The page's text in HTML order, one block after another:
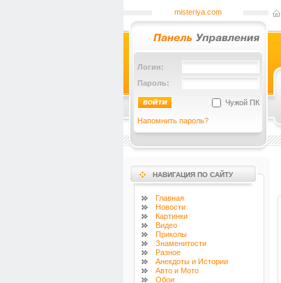
misteriya.com
Логин:
Пароль:
Чужой ПК
Напомнить пароль?
НАВИГАЦИЯ ПО САЙТУ
Главная
Новости
Картинки
Видео
Приколы
Знаменитости
Разное
Анекдоты и Истории
Авто и Мото
Обои